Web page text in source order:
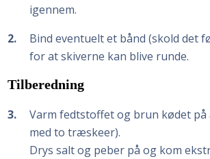
igennem.
2
Bind eventuelt et bånd (skold det
for at skiverne kan blive runde.
Tilberedning
3
Varm fedtstoffet og brun kødet på
med to træskeer).
Drys salt og peber på og kom